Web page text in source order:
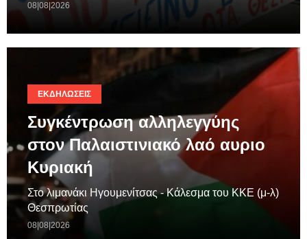
08|08|2026
ΕΚΔΗΛΏΣΕΙΣ
Συγκέντρωση αλληλεγγύης
στον Παλαιστινιακό λαό αυριο
Κυριακή
Στο λιμανάκι Ηγουμενίτσας - Κάλεσμα του ΚΚΕ (μ-λ)
Θεσπρωτίας
08|08|2026